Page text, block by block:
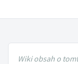
Wiki obsah o